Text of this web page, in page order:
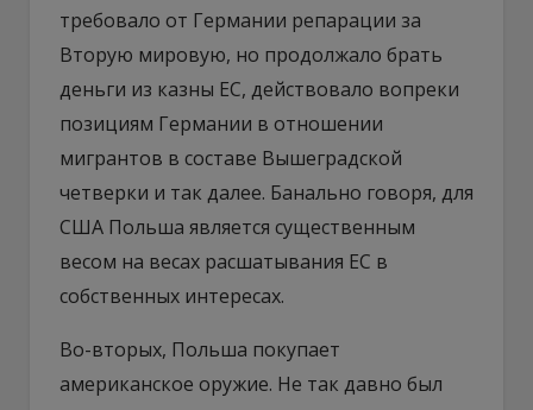
требовало от Германии репарации за
Вторую мировую, но продолжало брать
деньги из казны ЕС, действовало вопреки
позициям Германии в отношении
мигрантов в составе Вышеградской
четверки и так далее. Банально говоря, для
США Польша является существенным
весом на весах расшатывания ЕС в
собственных интересах.
Во-вторых, Польша покупает
американское оружие. Не так давно был